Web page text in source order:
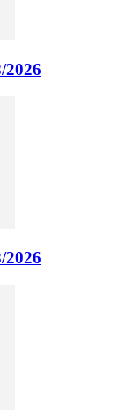
2026
2026